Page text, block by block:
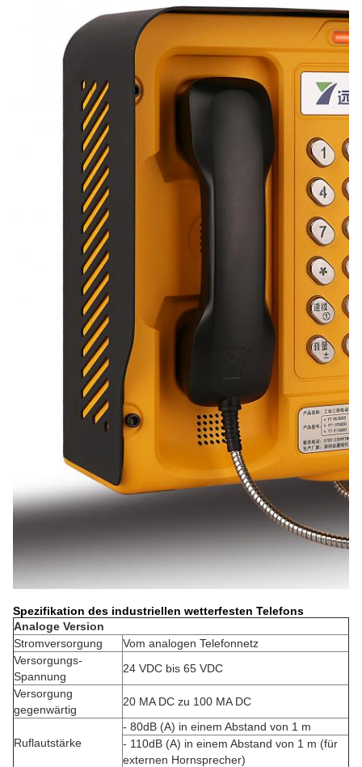
Spezifikation des industriellen wetterfesten Telefons
Analoge Version
Stromversorgung
Vom analogen Telefonnetz
Versorgungs-
Spannung
24 VDC bis 65 VDC
Versorgung
gegenwärtig
20 MA DC zu 100 MA DC
Ruflautstärke
- 80dB (A) in einem Abstand von 1 m
- 110dB (A) in einem Abstand von 1 m (für
externen Hornsprecher)